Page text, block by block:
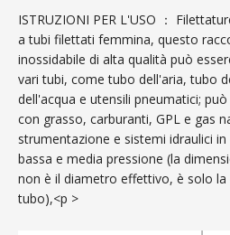
ISTRUZIONI PER L'USO ：
a tubi filettati femmina, questo
inossidabile di alta qualità può
vari tubi, come tubo dell'aria, tubo
dell'acqua e utensili pneumatici;
con grasso, carburanti, GPL e gas
strumentazione e sistemi idraulici
bassa e media pressione (la
non è il diametro effettivo, è solo
tubo),<p >